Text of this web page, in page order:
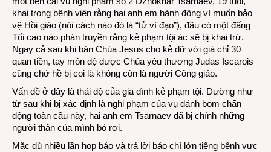
khai trong bệnh viện rằng hai anh em hành động vì muốn bảo
vệ Hồi giáo (nói cách nào đó là “tử vì đạo”), đâu có một đấng
Tối cao nào phán truyền rằng kẻ phạm tội ác sẽ bị khai trừ.
Ngay cả sau khi bán Chúa Jesus cho kẻ dữ với giá chỉ 30
quan tiền, tay môn đệ được Chúa yêu thương Judas Iscarois
cũng chớ hề bị coi là không còn là người Công giáo.
Vấn đề ở đây là thái độ của gia đình kẻ phạm tội. Dường như
từ sau khi bị xác định là nghi phạm của vụ đánh bom chấn
động toàn cầu này, hai anh em Tsarnaev đã bị chính những
người thân của mình bỏ rơi.
Mặc dù nhiều lần họp báo và trả lời báo chí lớn tiếng bênh vực